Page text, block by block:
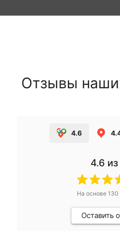
Отзывы
4.6
4.6
На основе 130
Оставить